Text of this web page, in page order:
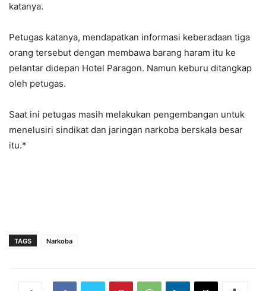
katanya.
Petugas katanya, mendapatkan informasi keberadaan tiga
orang tersebut dengan membawa barang haram itu ke
pelantar didepan Hotel Paragon. Namun keburu ditangkap
oleh petugas.
Saat ini petugas masih melakukan pengembangan untuk
menelusiri sindikat dan jaringan narkoba berskala besar
itu.*
TAGS Narkoba